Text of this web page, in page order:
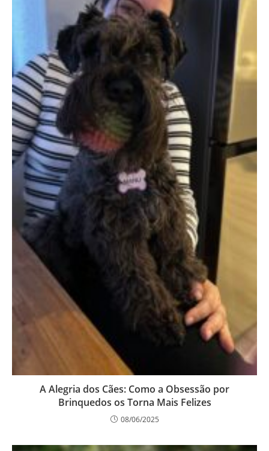
A Alegria dos Cães: Como a Obsessão por
Brinquedos os Torna Mais Felizes
08/06/2025